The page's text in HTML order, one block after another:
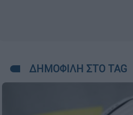
ΔΗΜΟΦΙΛΗ ΣΤΟ TAG